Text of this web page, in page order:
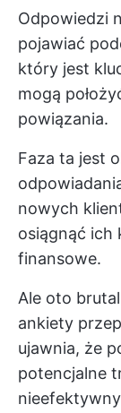
Odpowiedzi
pojawiać
który jest
mogą
powiązania.
Faza ta jest
nowych
osiągnąć ich
finansowe.
Ale oto
ankiety
ujawnia, że
potencjalne